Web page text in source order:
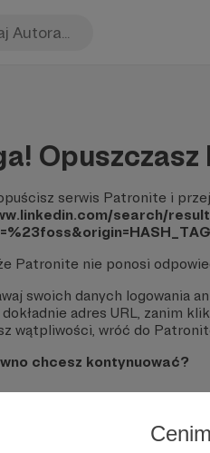
serwis Patronite i
search/
Patronite nie ponosi
swoich danych logowania
dokładnie adres URL, zanim
wątpliwości, wróć do
chcesz kontynuować?